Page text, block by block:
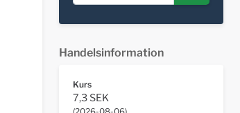
Handelsinformation
Kurs
7,3 SEK